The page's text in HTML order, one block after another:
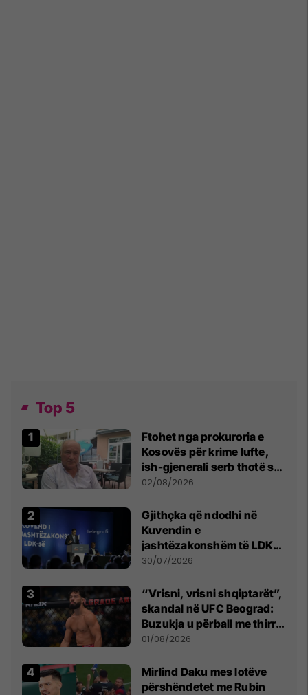
Top 5
Ftohet nga prokuroria e
Kosovës për krime lufte,
ish-gjenerali serb thotë se
dikush e tradhtoi në
02/08/2026
Gjithçka që ndodhi në
Kuvendin e
jashtëzakonshëm të LDK-
së
30/07/2026
“Vrisni, vrisni shqiptarët”,
skandal në UFC Beograd:
Buzukja u përball me thirrje
anti-shqiptare nga
01/08/2026
Mirlind Daku mes lotëve
përshëndetet me Rubin